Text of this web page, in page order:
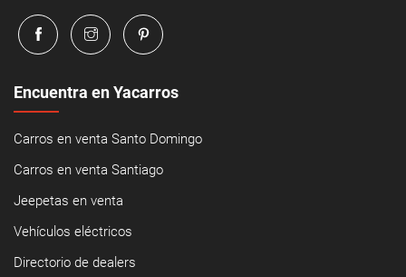
Encuentra en Yacarros
Carros en venta Santo Domingo
Carros en venta Santiago
Jeepetas en venta
Vehículos eléctricos
Directorio de dealers